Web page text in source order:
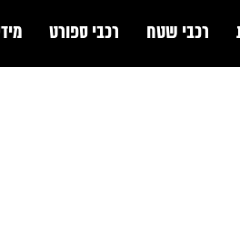
רכבי שטח רכבי ספורט